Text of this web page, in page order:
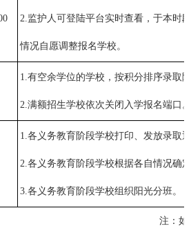
2.监护人可登陆平台实时查看，于本时
情况自愿调整报名学校。
1.有空余学位的学校，按积分排序录取
2.满额招生学校依次关闭入学报名端口。
1.各义务教育阶段学校打印、发放录取
2.各义务教育阶段学校根据各自情况确
3.各义务教育阶段学校组织阳光分班。
注：如